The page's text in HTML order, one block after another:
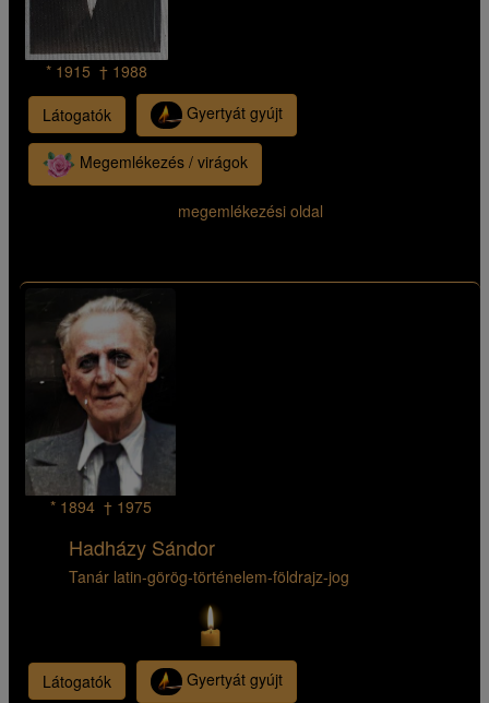
* 1915 † 1988
Látogatók Gyertyát gyújt
Megemlékezés / virágok
megemlékezési oldal
* 1894 † 1975
Hadházy Sándor
Tanár latin-görög-történelem-földrajz-jog
Látogatók Gyertyát gyújt